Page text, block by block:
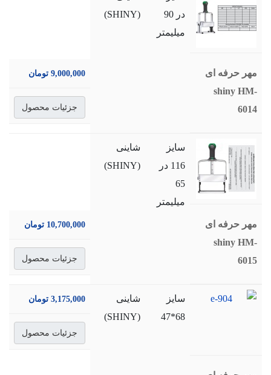
مهر حرفه ای
shiny HM-
6014
در 90
میلیمتر
(SHINY)
9,000,000 تومان
جزئیات محصول
مهر حرفه ای
shiny HM-
6015
سایز
116 در
65
میلیمتر
شاینی
(SHINY)
10,700,000 تومان
جزئیات محصول
سايز
68*47
شاینی
(SHINY)
3,175,000 تومان
جزئیات محصول